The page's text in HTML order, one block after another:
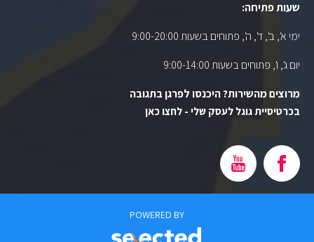
שעות פתיחה:
ימי א', ב', ד', ה', פתוחים בשעות 9:00-20:00
יום ג', ו', פתוחים בשעות 9:00-14:00
מרוצים מהשירות? היכנסו לפרגן בתגובה
בכרטיסיית גוגל לעסק שלי - לחצו כאן
POWERED BY